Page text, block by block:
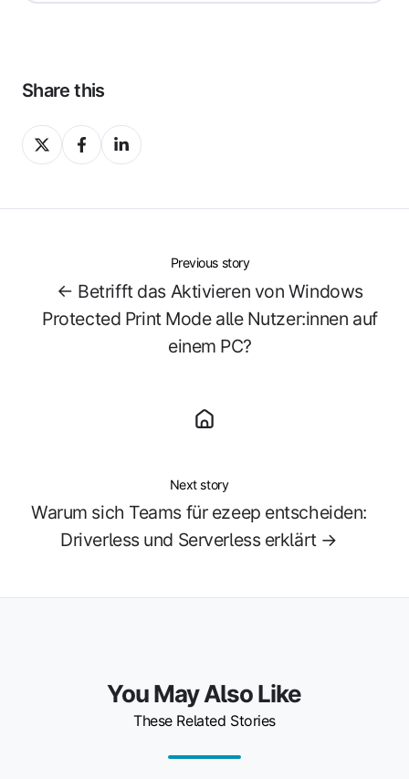
Share this
Share
on
Share
on
Share
on
Previous story
← Betrifft das Aktivieren von Windows
Protected Print Mode alle Nutzer:innen auf
einem PC?
Next story
Warum sich Teams für ezeep entscheiden:
Driverless und Serverless erklärt →
You May Also Like
These Related Stories